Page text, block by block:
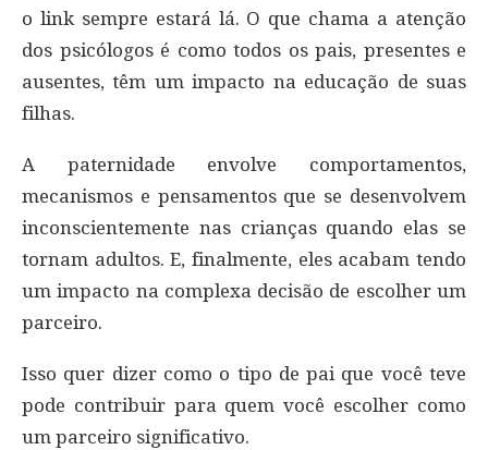
o link sempre estará lá. O que chama a atenção
dos psicólogos é como todos os pais, presentes e
ausentes, têm um impacto na educação de suas
filhas.
A paternidade envolve comportamentos,
mecanismos e pensamentos que se desenvolvem
inconscientemente nas crianças quando elas se
tornam adultos. E, finalmente, eles acabam tendo
um impacto na complexa decisão de escolher um
parceiro.
Isso quer dizer como o tipo de pai que você teve
pode contribuir para quem você escolher como
um parceiro significativo.